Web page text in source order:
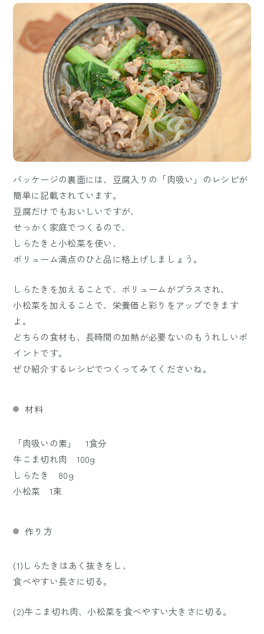
パッケージの裏面には、豆腐入りの「肉吸い」のレシピが
簡単に記載されています。
豆腐だけでもおいしいですが、
せっかく家庭でつくるので、
しらたきと小松菜を使い、
ボリューム満点のひと品に格上げしましょう。
しらたきを加えることで、ボリュームがプラスされ、
小松菜を加えることで、栄養価と彩りをアップできます
よ。
どちらの食材も、長時間の加熱が必要ないのもうれしいポ
イントです。
ぜひ紹介するレシピでつくってみてくださいね。
材料
「肉吸いの素」 1食分
牛こま切れ肉 100g
しらたき 80g
小松菜 1束
作り方
(1)しらたきはあく抜きをし、
食べやすい長さに切る。
(2)牛こま切れ肉、小松菜を食べやすい大きさに切る。